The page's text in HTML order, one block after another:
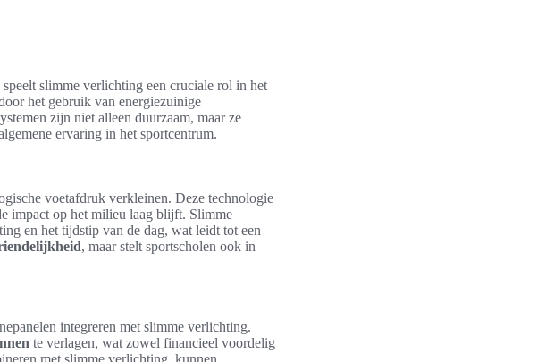
speelt slimme verlichting een cruciale rol in het
het gebruik van energiezuinige
zijn niet alleen duurzaam, maar ze
ervaring in het sportcentrum.
voetafdruk verkleinen. Deze technologie
impact op het milieu laag blijft. Slimme
en het tijdstip van de dag, wat leidt tot een
, maar stelt sportscholen ook in
integreren met slimme verlichting.
te verlagen, wat zowel financieel voordelig
met slimme verlichting, kunnen